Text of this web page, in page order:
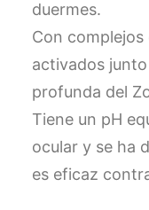
duermes.
Con
activados
profunda del
Tiene un pH
ocular y se ha
es eficaz